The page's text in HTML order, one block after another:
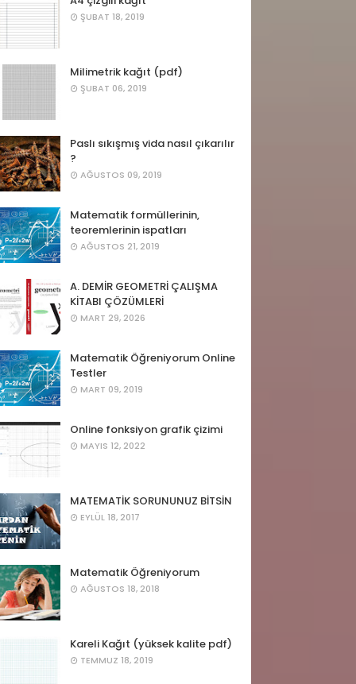
ŞUBAT 18, 2019
Milimetrik kağıt (pdf)
ŞUBAT 06, 2019
Paslı sıkışmış vida nasıl çıkarılır
?
AĞUSTOS 09, 2019
Matematik formüllerinin,
teoremlerinin ispatları
AĞUSTOS 21, 2019
A. DEMİR GEOMETRİ ÇALIŞMA
KİTABI ÇÖZÜMLERİ
MART 29, 2026
Matematik Öğreniyorum Online
Testler
MART 09, 2019
Online fonksiyon grafik çizimi
MAYIS 12, 2022
MATEMATİK SORUNUNUZ BİTSİN
EYLÜL 18, 2017
Matematik Öğreniyorum
AĞUSTOS 18, 2018
Kareli Kağıt (yüksek kalite pdf)
TEMMUZ 18, 2019